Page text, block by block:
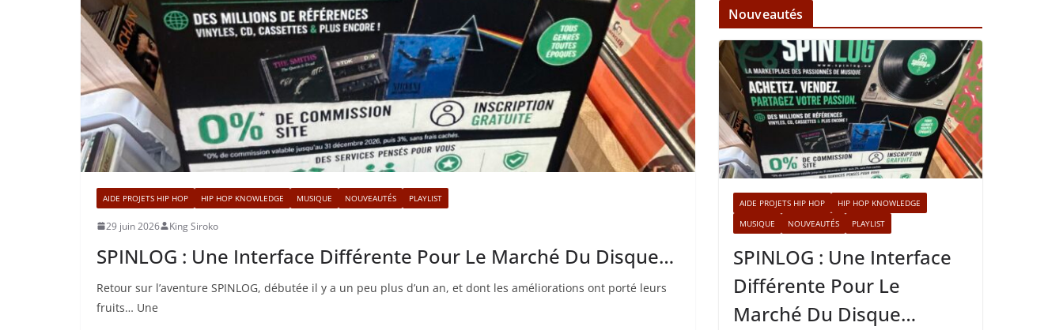
AIDE PROJETS HIP HOP HIP HOP KNOWLEDGE MUSIQUE NOUVEAUTÉS PLAYLIST
29 juin 2026 King Siroko
SPINLOG : Une Interface Différente Pour Le Marché Du Disque…
Retour sur l’aventure SPINLOG, débutée il y a un peu plus d’un an, et dont les améliorations ont porté leurs
fruits… Une
Nouveautés
AIDE PROJETS HIP HOP
HIP HOP KNOWLEDGE
MUSIQUE
NOUVEAUTÉS PLAYLIST
SPINLOG : Une Interface
Différente Pour Le
Marché Du Disque…